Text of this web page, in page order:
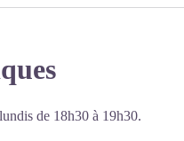
de 18h30 à 19h30.